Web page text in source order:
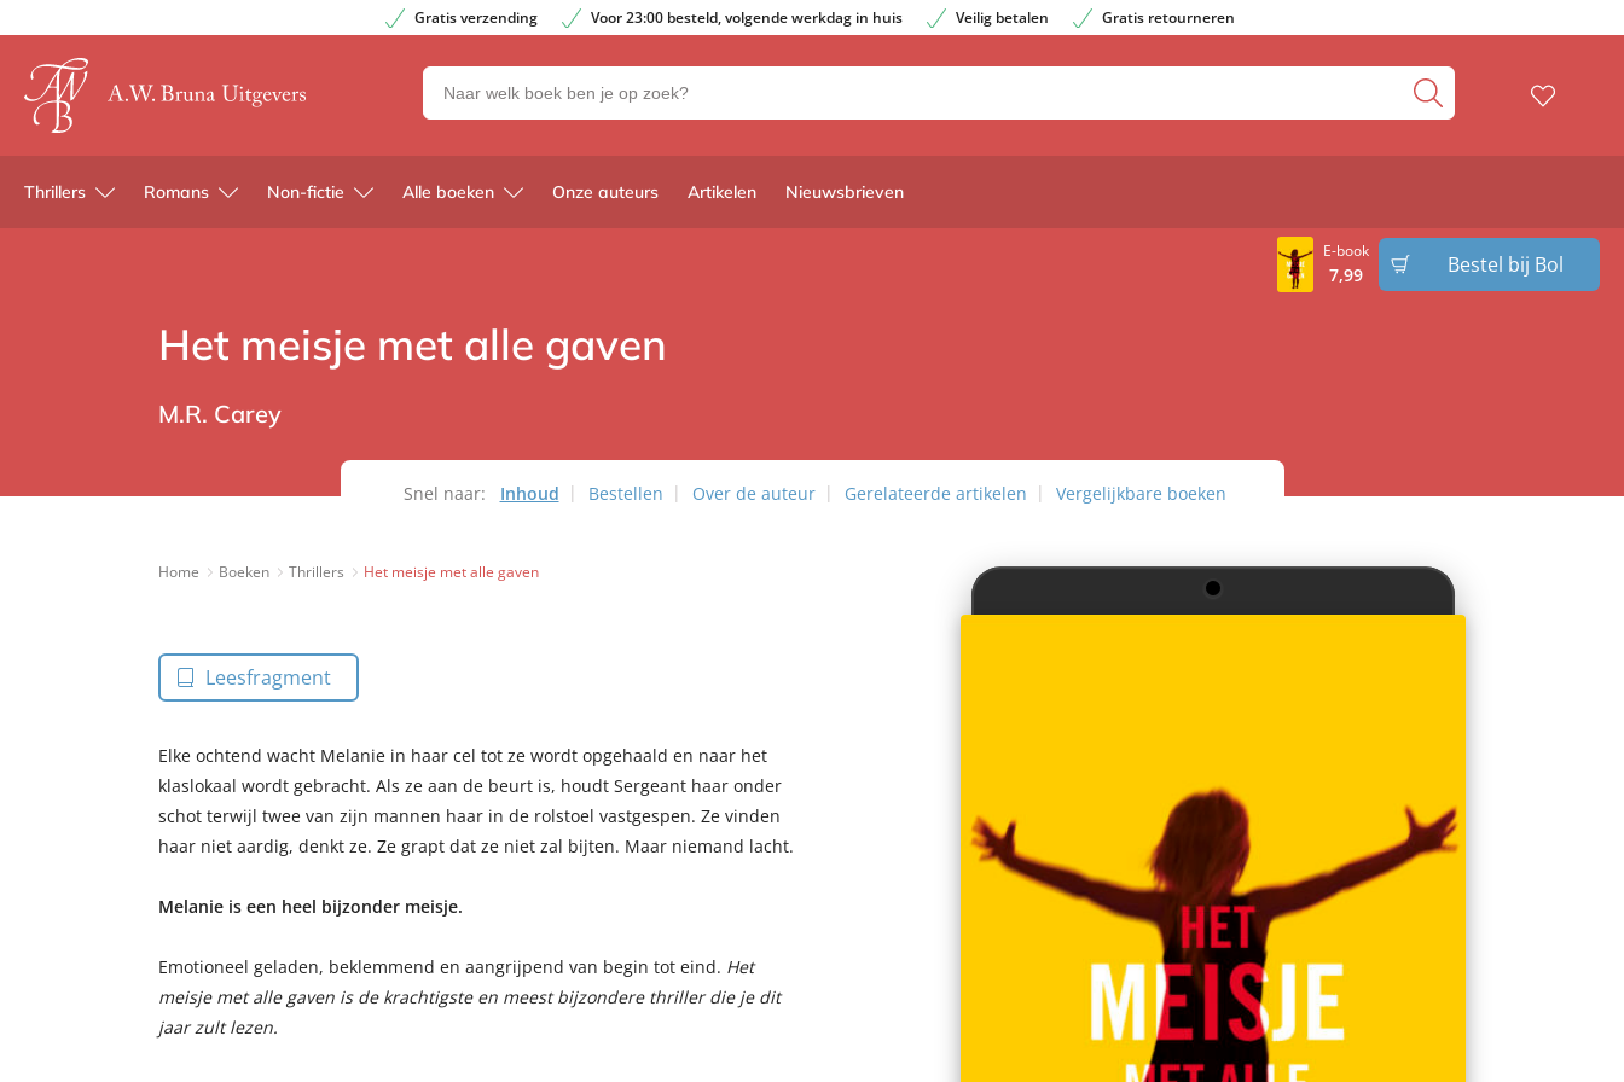
Gratis verzending Voor 23:00 besteld, volgende werkdag in huis Veilig betalen Gratis retourneren
Zoeken
naar
en
uitgevers
Thrillers Romans Non-fictie Alle boeken Onze auteurs Artikelen Nieuwsbrieven
E-book
7,99 Bestel bij Bol
Het meisje met alle gaven
M.R. Carey
Snel naar: Inhoud Bestellen Over de auteur Gerelateerde artikelen Vergelijkbare boeken
Home Boeken Thrillers Het meisje met alle gaven
Leesfragment
Elke ochtend wacht Melanie in haar cel tot ze wordt opgehaald en naar het
klaslokaal wordt gebracht. Als ze aan de beurt is, houdt Sergeant haar onder
schot terwijl twee van zijn mannen haar in de rolstoel vastgespen. Ze vinden
haar niet aardig, denkt ze. Ze grapt dat ze niet zal bijten. Maar niemand lacht.
Melanie is een heel bijzonder meisje.
Emotioneel geladen, beklemmend en aangrijpend van begin tot eind. Het
meisje met alle gaven is de krachtigste en meest bijzondere thriller die je dit
jaar zult lezen.